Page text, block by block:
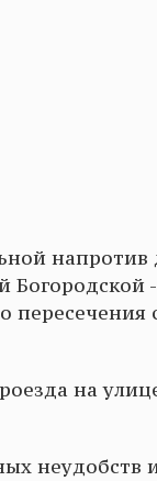
Богородской
пересечения
на
неудобств